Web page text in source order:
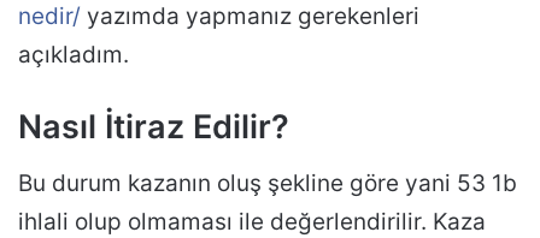
nedir/ yazımda yapmanız gerekenleri
açıkladım.
Nasıl İtiraz Edilir?
Bu durum kazanın oluş şekline göre yani 53 1b
ihlali olup olmaması ile değerlendirilir. Kaza